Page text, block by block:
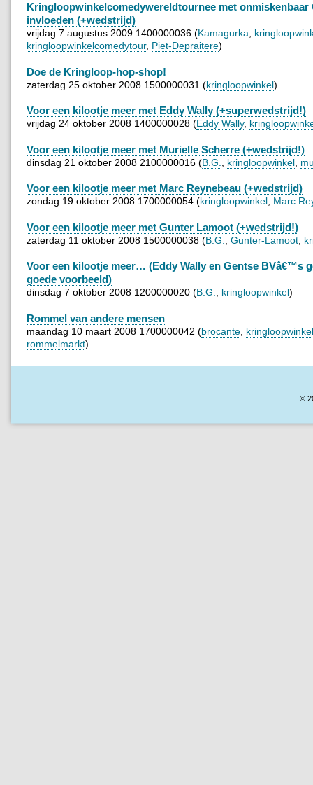
Kringloopwinkelcomedywereldtournee met onmiskenbaar
invloeden (+wedstrijd)
vrijdag 7 augustus 2009 1400000036 (Kamagurka,
kringloopwinkelcomedytour, Piet-Depraitere)
Doe de Kringloop-hop-shop!
zaterdag 25 oktober 2008 1500000031 (kringloopwinkel)
Voor een kilootje meer met Eddy Wally (+superwedstrijd!)
vrijdag 24 oktober 2008 1400000028 (Eddy Wally,
Voor een kilootje meer met Murielle Scherre (+wedstrijd!)
dinsdag 21 oktober 2008 2100000016 (B.G. kringloopwinkel
Voor een kilootje meer met Marc Reynebeau (+wedstrijd)
zondag 19 oktober 2008 1700000054 (kringloopwinkel, Marc
Voor een kilootje meer met Gunter Lamoot (+wedstrijd!)
zaterdag 11 oktober 2008 1500000038 (B.G. Gunter-Lamoot
Voor een kilootje meer… (Eddy Wally en Gentse BVâ€™s
goede voorbeeld)
dinsdag 7 oktober 2008 1200000020 (B.G., kringloopwinkel)
Rommel van andere mensen
maandag 10 maart 2008 1700000042 (brocante kringloopwinkel
rommelmarkt)
©